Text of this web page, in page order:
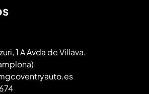
1 A Avda de Villava.